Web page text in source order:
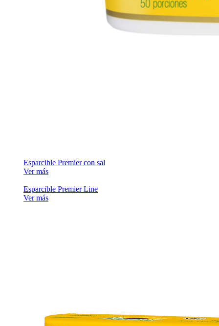
Esparcible Premier con sal
Ver más
Esparcible Premier Line
Ver más